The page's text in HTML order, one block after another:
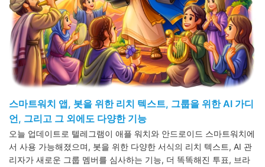
스마트워치 앱, 봇을 위한 리치 텍스트, 그룹을 위한 AI 가디
언, 그리고 그 외에도 다양한 기능
오늘 업데이트로 텔레그램이 애플 워치와 안드로이드 스마트워치에
서 사용 가능해졌으며, 봇을 위한 다양한 서식의 리치 텍스트, AI 관
리자가 새로운 그룹 멤버를 심사하는 기능, 더 똑똑해진 투표, 브라